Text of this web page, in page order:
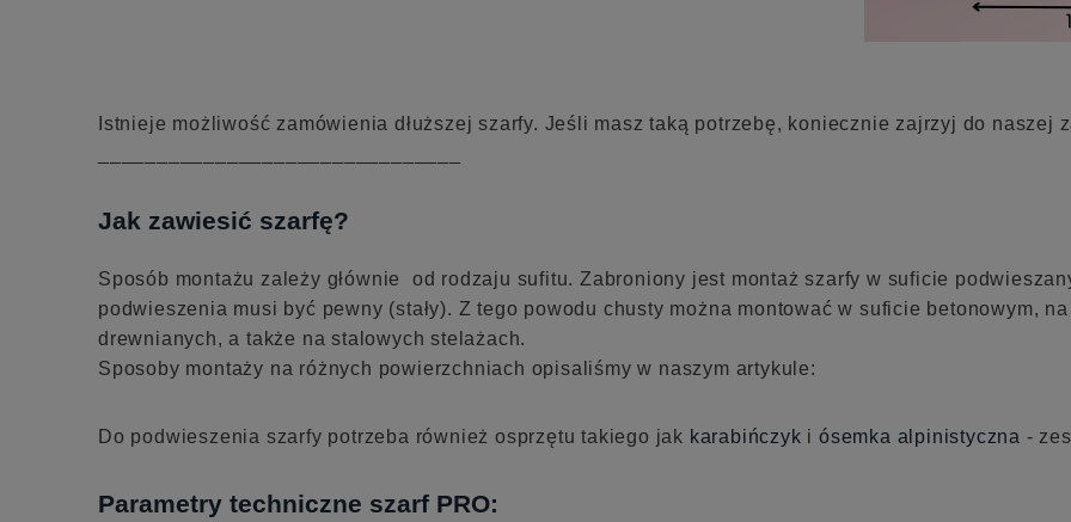
Istnieje możliwość zamówienia dłuższej szarfy. Jeśli masz taką potrzebę, koniecznie zajrzyj do naszej
Jak zawiesić szarfę?
Sposób montażu zależy głównie od rodzaju sufitu. Zabroniony jest montaż szarfy w suficie
podwieszenia musi być pewny (stały). Z tego powodu chusty można montować w suficie betonowym,
drewnianych, a także na stalowych stelażach.
Sposoby montaży na różnych powierzchniach opisaliśmy w naszym artykule:
Do podwieszenia szarfy potrzeba również osprzętu takiego jak karabińczyk iósemka alpinistyczna -
Parametry techniczne szarf PRO: